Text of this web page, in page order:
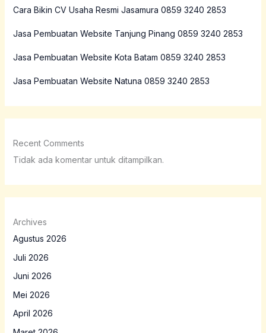
Cara Bikin CV Usaha Resmi Jasamura 0859 3240 2853
Jasa Pembuatan Website Tanjung Pinang 0859 3240 2853
Jasa Pembuatan Website Kota Batam 0859 3240 2853
Jasa Pembuatan Website Natuna 0859 3240 2853
Recent Comments
Tidak ada komentar untuk ditampilkan.
Archives
Agustus 2026
Juli 2026
Juni 2026
Mei 2026
April 2026